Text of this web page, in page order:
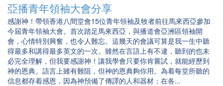
亞播青年領袖大會分享
感謝神！帶領香港八間堂會15位青年領袖及牧者前往馬來西亞參加
今屆青年領袖大會。首次踏足馬來西亞，與播道會亞洲區領袖開
會，心情特別興奮，也令人難忘。這幾天的會議可算是我一生中聽
得最多和講得最多英文的一次。雖然在言語上有不逮，聽到的也未
必完全理解，但我要感謝神！讓我學會只要你肯嘗試，就能經歷到
神的恩典。語言上雖有難阻，但神的恩典夠你用。為着每堂所聽的
信息都存着感恩，因為神預備了傳譯的人和器材；在各...